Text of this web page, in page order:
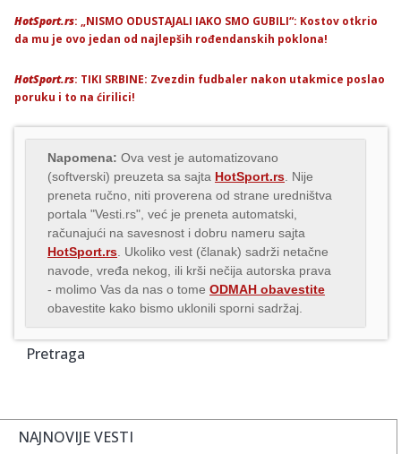
HotSport.rs: „NISMO ODUSTAJALI IAKO SMO GUBILI“: Kostov otkrio
da mu je ovo jedan od najlepših rođendanskih poklona!
HotSport.rs: TIKI SRBINE: Zvezdin fudbaler nakon utakmice poslao
poruku i to na ćirilici!
Napomena: Ova vest je automatizovano
(softverski) preuzeta sa sajta HotSport.rs . Nije
preneta ručno, niti proverena od strane uredništva
portala "Vesti.rs", već je preneta automatski,
računajući na savesnost i dobru nameru sajta
HotSport.rs . Ukoliko vest (članak) sadrži netačne
navode, vređa nekog, ili krši nečija autorska prava
- molimo Vas da nas o tome ODMAH obavestite
obavestite kako bismo uklonili sporni sadržaj.
Pretraga
NAJNOVIJE VESTI